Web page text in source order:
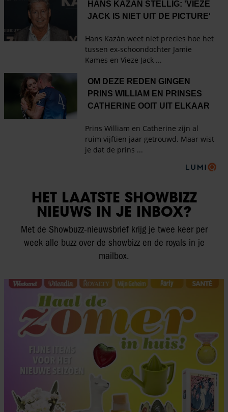
HET LAATSTE SHOWBIZZ
NIEUWS IN JE INBOX?
Met de Showbuzz-nieuwsbrief krijg je twee keer per
week alle buzz over de showbizz en de royals in je
mailbox.